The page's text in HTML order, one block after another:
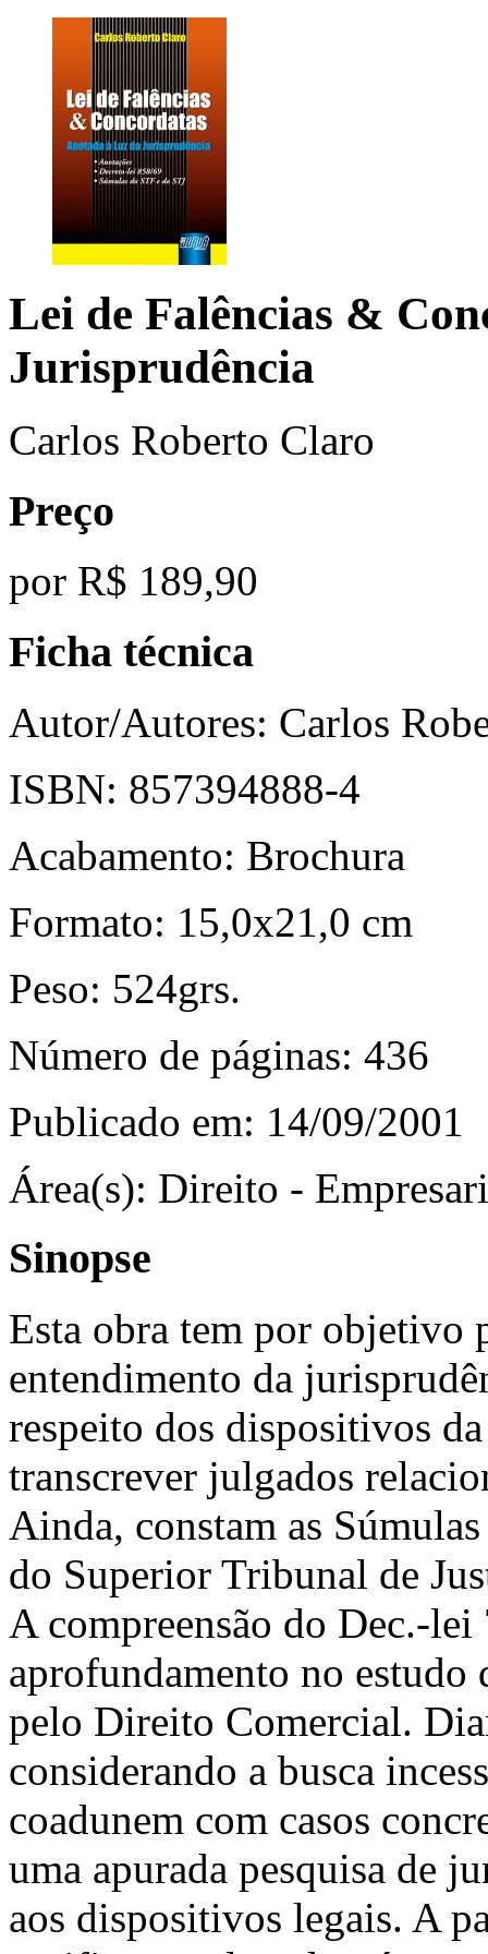
Lei de Falências &
Jurisprudência
Carlos Roberto Claro
Preço
por R$ 189,90
Ficha técnica
Autor/Autores: Carlos
ISBN: 857394888-4
Acabamento: Brochura
Formato: 15,0x21,0 cm
Peso: 524grs.
Número de páginas: 436
Publicado em: 14/09/2001
Área(s): Direito -
Sinopse
Esta obra tem por objetivo
entendimento da
respeito dos dispositivos
transcrever julgados
Ainda, constam as
do Superior Tribunal de
A compreensão do Dec.-
aprofundamento no estudo
pelo Direito Comercial.
considerando a busca
coadunem com casos
uma apurada pesquisa de
aos dispositivos legais. A